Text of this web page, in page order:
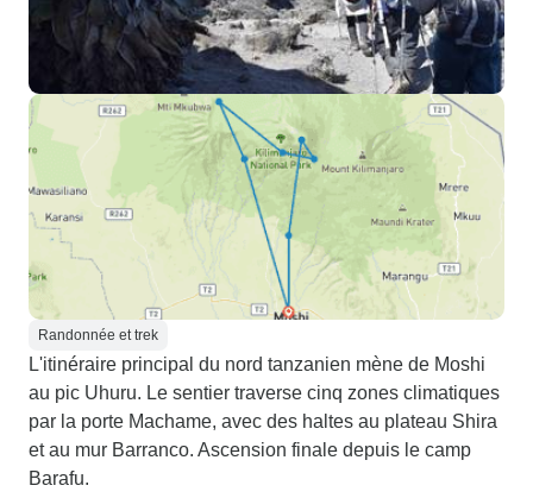
Randonnée et trek
L'itinéraire principal du nord tanzanien mène de Moshi
au pic Uhuru. Le sentier traverse cinq zones climatiques
par la porte Machame, avec des haltes au plateau Shira
et au mur Barranco. Ascension finale depuis le camp
Barafu.